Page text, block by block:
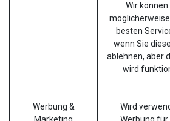
Wir können
besten
wenn Sie
ablehnen, aber
wird
Werbung &
Wird